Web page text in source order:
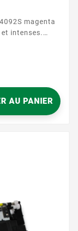
magenta
intenses.
assure
AU PANIER